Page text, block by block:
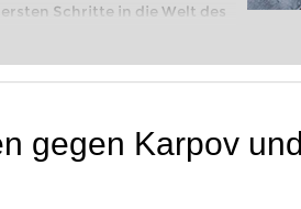
Schritte in die Welt des
Turnierniveau spielen: Mit
gegen Karpov und